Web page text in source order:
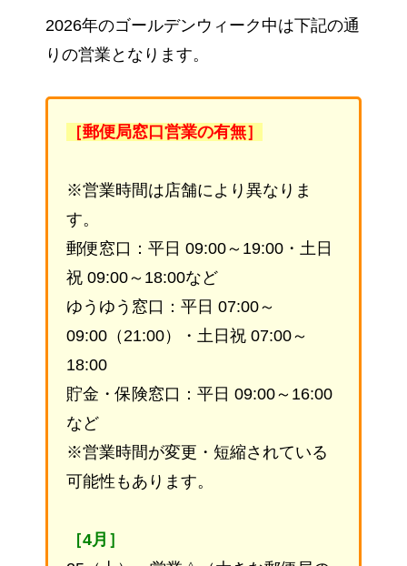
2026年のゴールデンウィーク中は下記の通
りの営業となります。
［郵便局窓口営業の有無］
※営業時間は店舗により異なりま
す。
郵便窓口：平日 09:00～19:00・土日
祝 09:00～18:00など
ゆうゆう窓口：平日 07:00～
09:00（21:00）・土日祝 07:00～
18:00
貯金・保険窓口：平日 09:00～16:00
など
※営業時間が変更・短縮されている
可能性もあります。
［4月］